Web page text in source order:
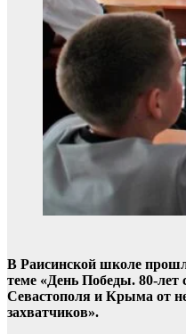
В Раисинской школе
теме «День Победы. 80-лет
Севастополя и Крыма от
захватчиков».